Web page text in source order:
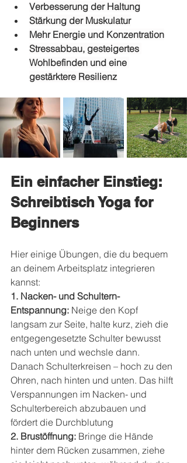
Verbesserung der Haltung
Stärkung der Muskulatur
Mehr Energie und Konzentration
Stressabbau, gesteigertes
Wohlbefinden und eine
gestärktere Resilienz
Ein einfacher Einstieg:
Schreibtisch Yoga for
Beginners
Hier einige Übungen, die du bequem
an deinem Arbeitsplatz integrieren
kannst:
1. Nacken- und Schultern-
Entspannung: Neige den Kopf
langsam zur Seite, halte kurz, zieh die
entgegengesetzte Schulter bewusst
nach unten und wechsle dann.
Danach Schulterkreisen – hoch zu den
Ohren, nach hinten und unten. Das hilft
Verspannungen im Nacken- und
Schulterbereich abzubauen und
fördert die Durchblutung
2. Brustöffnung: Bringe die Hände
hinter dem Rücken zusammen, ziehe